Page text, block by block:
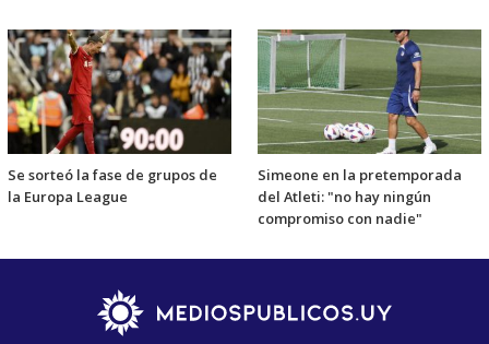
Se sorteó la fase de grupos de
la Europa League
Simeone en la pretemporada
del Atleti: "no hay ningún
compromiso con nadie"